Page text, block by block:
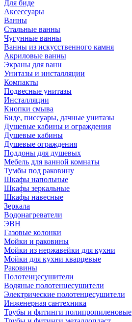
Для биде
Аксессуары
Ванны
Стальные ванны
Чугунные ванны
Ванны из искусственного камня
Акриловые ванны
Экраны для ванн
Унитазы и инсталляции
Компакты
Подвесные унитазы
Инсталляции
Кнопки смыва
Биде, писсуары, дачные унитазы
Душевые кабины и ограждения
Душевые кабины
Душевые ограждения
Поддоны для душевых
Мебель для ванной комнаты
Тумбы под раковину
Шкафы напольные
Шкафы зеркальные
Шкафы навесные
Зеркала
Водонагреватели
ЭВН
Газовые колонки
Мойки и раковины
Мойки из нержавейки для кухни
Мойки для кухни кварцевые
Раковины
Полотенцесушители
Водяные полотенцесушители
Электрические полотенцесушители
Инженерная сантехника
Трубы и фитинги полипропиленовые